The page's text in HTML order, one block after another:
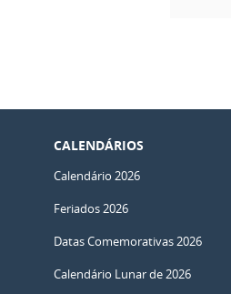
CALENDÁRIOS
Calendário 2026
Feriados 2026
Datas Comemorativas 2026
Calendário Lunar de 2026